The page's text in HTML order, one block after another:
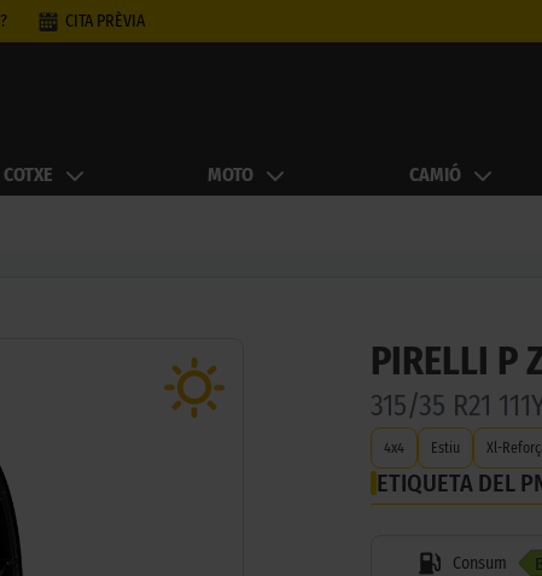
CITA PRÈVIA
COTXE MOTO CAMIÓ
PIRELLI P
315/35 R21
4x4 Estiu Xl-
ETIQUETA DEL
Consum B